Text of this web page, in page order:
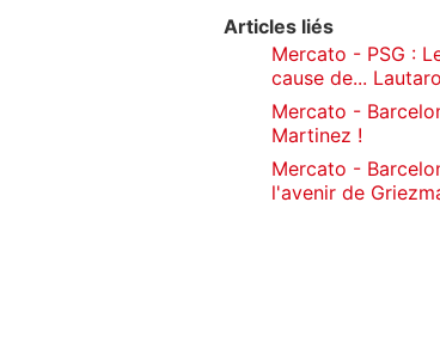
Articles liés
Mercato - PSG :
cause de...
Mercato -
Martinez !
Mercato -
l'avenir de